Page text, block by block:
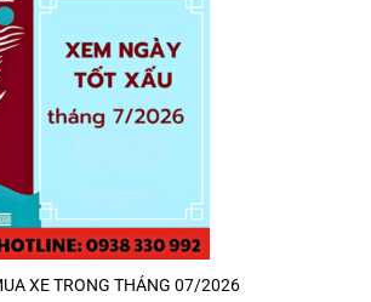
XE TRONG THÁNG 07/2026